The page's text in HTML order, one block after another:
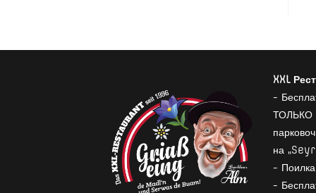
XXL
-
ТОЛЬКО
на
-
-